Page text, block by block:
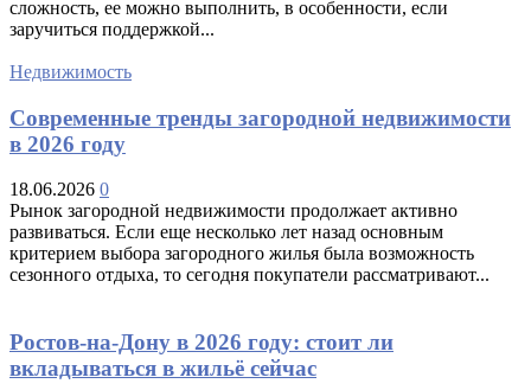
сложность, ее можно выполнить, в особенности, если
заручиться поддержкой...
Недвижимость
Современные тренды загородной недвижимости
в 2026 году
18.06.2026 0
Рынок загородной недвижимости продолжает активно
развиваться. Если еще несколько лет назад основным
критерием выбора загородного жилья была возможность
сезонного отдыха, то сегодня покупатели рассматривают...
Ростов-на-Дону в 2026 году: стоит ли
вкладываться в жильё сейчас